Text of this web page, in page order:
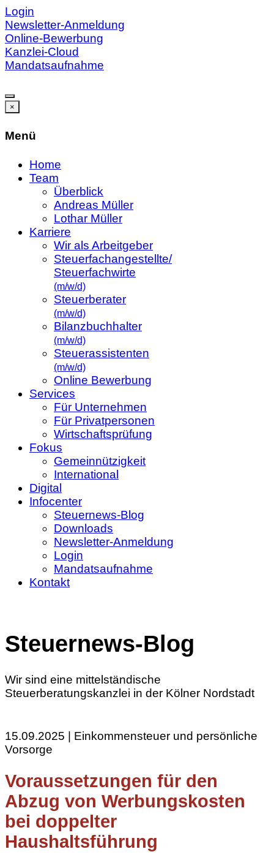
Login
Newsletter-Anmeldung
Online-Bewerbung
Kanzlei-Cloud
Mandatsaufnahme
×
Menü
Home
Team
Überblick
Andreas Müller
Lothar Müller
Karriere
Wir als Arbeitgeber
Steuerfachangestellte/
Steuerfachwirte
(m/w/d)
Steuerberater
(m/w/d)
Bilanzbuchhalter
(m/w/d)
Steuerassistenten
(m/w/d)
Online Bewerbung
Services
Für Unternehmen
Für Privatpersonen
Wirtschaftsprüfung
Fokus
Gemeinnützigkeit
International
Digital
Infocenter
Steuernews-Blog
Downloads
Newsletter-Anmeldung
Login
Mandatsaufnahme
Kontakt
Steuernews-Blog
Wir sind eine mittelständische
Steuerberatungskanzlei in der Kölner Nordstadt
15.09.2025 | Einkommensteuer und persönliche
Vorsorge
Voraussetzungen für den
Abzug von Werbungskosten
bei doppelter
Haushaltsführung